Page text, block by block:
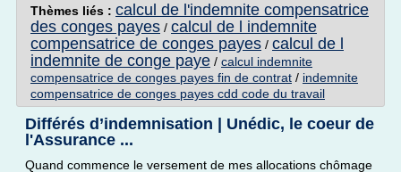
Thèmes liés : calcul de l'indemnite compensatrice
des conges payes / calcul de l indemnite
compensatrice de conges payes / calcul de l
indemnite de conge paye / calcul indemnite
compensatrice de conges payes fin de contrat / indemnite
compensatrice de conges payes cdd code du travail
Différés d’indemnisation | Unédic, le coeur de
l'Assurance ...
Quand commence le versement de mes allocations chômage